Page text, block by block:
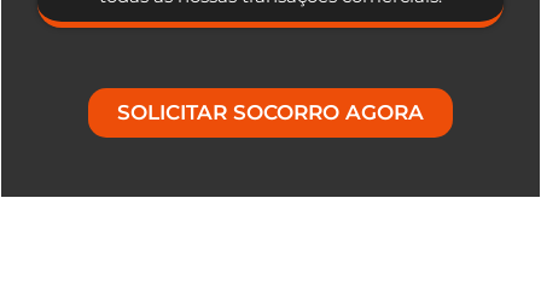
SOLICITAR SOCORRO AGORA